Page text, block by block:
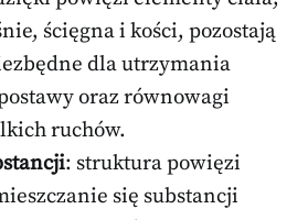
ścięgna i kości, pozostają
dla utrzymania
oraz równowagi
ruchów.
: struktura powięzi
się substancji